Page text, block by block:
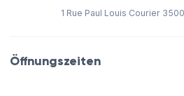
1 Rue Paul Louis Courier
Öffnungszeiten